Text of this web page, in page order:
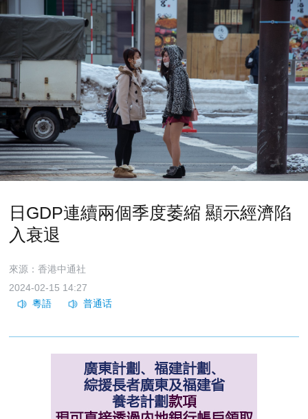
日GDP連續兩個季度萎縮 顯示經濟陷
入衰退
來源：香港中通社
2024-02-15 14:27